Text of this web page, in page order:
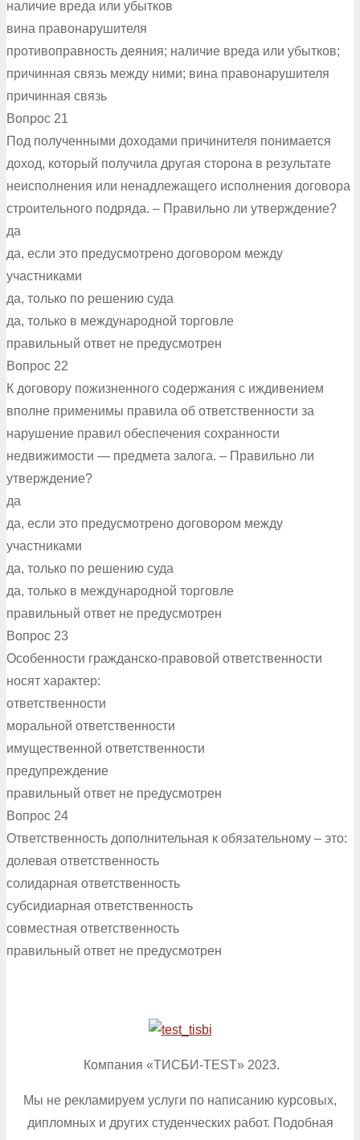
наличие вреда или убытков
вина правонарушителя
противоправность деяния; наличие вреда или убытков;
причинная связь между ними; вина правонарушителя
причинная связь
Вопрос 21
Под полученными доходами причинителя понимается
доход, который получила другая сторона в результате
неисполнения или ненадлежащего исполнения договора
строительного подряда. – Правильно ли утверждение?
да
да, если это предусмотрено договором между
участниками
да, только по решению суда
да, только в международной торговле
правильный ответ не предусмотрен
Вопрос 22
К договору пожизненного содержания с иждивением
вполне применимы правила об ответственности за
нарушение правил обеспечения сохранности
недвижимости — предмета залога. – Правильно ли
утверждение?
да
да, если это предусмотрено договором между
участниками
да, только по решению суда
да, только в международной торговле
правильный ответ не предусмотрен
Вопрос 23
Особенности гражданско-правовой ответственности
носят характер:
ответственности
моральной ответственности
имущественной ответственности
предупреждение
правильный ответ не предусмотрен
Вопрос 24
Ответственность дополнительная к обязательному – это:
долевая ответственность
солидарная ответственность
субсидиарная ответственность
совместная ответственность
правильный ответ не предусмотрен
Компания «ТИСБИ-TEST» 2023.
Мы не рекламируем услуги по написанию курсовых,
дипломных и других студенческих работ. Подобная